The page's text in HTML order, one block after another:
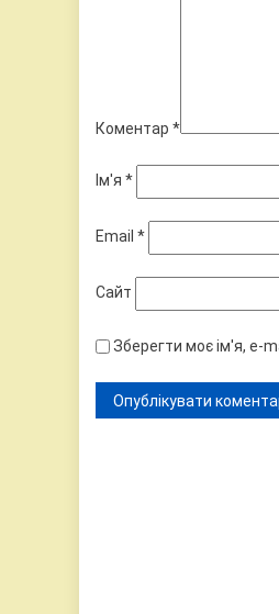
Коментар *
Ім'я *
Email *
Сайт
Зберегти моє ім'я, e-